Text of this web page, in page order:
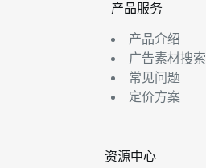
产品服务
产品介绍
广告素材搜索
常见问题
定价方案
资源中心